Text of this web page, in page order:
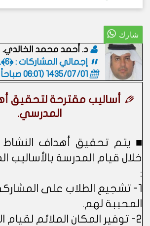
د. أحمد محمد الخالدي.
إجمالي المشاركات : ﴿6﴾.
1435/07/01 (06:01 صباحاً)
أساليب مقترحة لتحقيق
المدرسي.
■ يتم تحقيق أهداف
خلال قيام المدرسة بالأساليب
:
1- تشجيع الطلاب على
المحببة لهم.
2- توفير المكان الملائم لقيام الأنشطة.